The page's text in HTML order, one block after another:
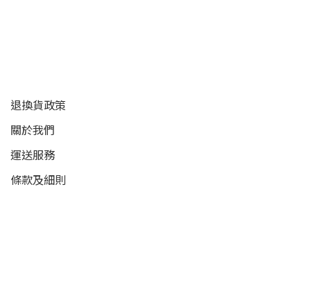
退換貨政策
關於我們
運送服務
條款及細則